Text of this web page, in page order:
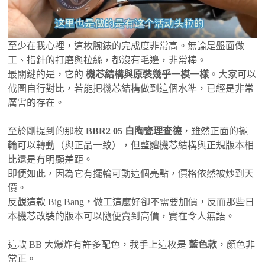
至少在我心裡，這枚腕錶的完成度非常高。無論是盤面做
工、指針的打磨與拉絲，都沒有毛邊，非常棒。
最關鍵的是，它的機芯結構與原裝幾乎一模一樣 。大家可以
截圖自行對比，若能把機芯結構做到這個水準，已經是非常
厲害的存在。
至於剛提到的那枚BBR2 05 白陶瓷理查德 ，雖然正面的擺
輪可以轉動（與正品一致），但整體機芯結構與正規版本相
比還是有明顯差距。
即便如此，因為它有擺輪可動這個亮點，價格依然被炒到天
價。
反觀這款 Big Bang，做工這麼好卻不需要加價，反而那些日
本機芯改裝的版本可以隨便賣到高價，實在令人無語。
這款 BB 大爆炸有許多配色，我手上這枚是藍色款 ，顏色非
常正。